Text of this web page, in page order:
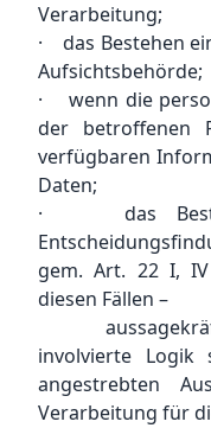
Verarbeitung;
· das Bestehen
Aufsichtsbehörde;
· wenn die
der betroffenen
verfügbaren
Daten;
· das
gem. Art. 22 I,
diesen Fällen –
involvierte
angestrebten
Verarbeitung für